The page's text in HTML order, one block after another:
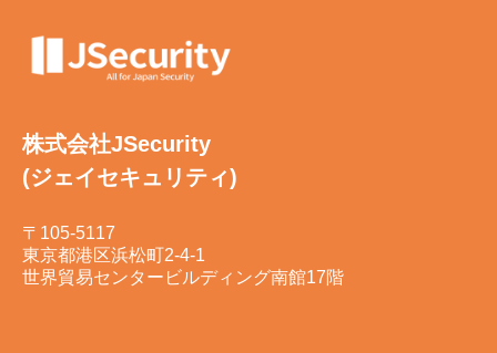
株式会社JSecurity
(ジェイセキュリティ)
〒105-5117
東京都港区浜松町2-4-1
世界貿易センタービルディング南館17階